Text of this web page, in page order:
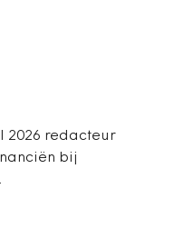
2026 redacteur
bij